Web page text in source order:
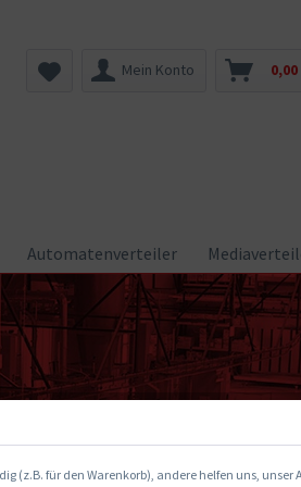
Mein Konto
Automatenverteiler
(z.B. für den Warenkorb), andere helfen uns, unser